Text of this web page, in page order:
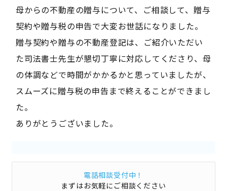
母からの不動産の贈与について、ご相談して、贈与
契約や贈与税の申告で大変お世話になりました。
贈与契約や贈与の不動産登記は、ご紹介いただい
た司法書士先生が懇切丁寧に対応してくださり、母
の体調などで時間がかかるかと思っていましたが、
スムーズに贈与税の申告まで終えることができまし
た。
ありがとうございました。
電話相談受付中！
まずはお気軽にご相談ください